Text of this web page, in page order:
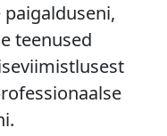
teenused